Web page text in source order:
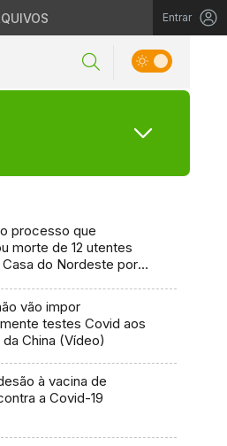
Entrar
processo que
morte de 12 utentes
Casa do Nordeste por
vão impor
testes Covid aos
China (Vídeo)
à vacina de
a Covid-19